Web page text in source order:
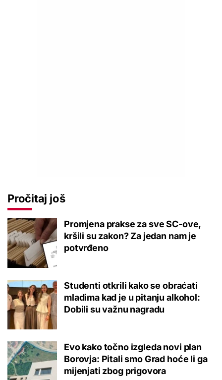
Pročitaj još
Promjena prakse za sve SC-ove,
kršili su zakon? Za jedan nam je
potvrđeno
Studenti otkrili kako se obraćati
mladima kad je u pitanju alkohol:
Dobili su važnu nagradu
Evo kako točno izgleda novi plan
Borovja: Pitali smo Grad hoće li ga
mijenjati zbog prigovora